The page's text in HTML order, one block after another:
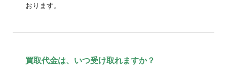
おります。
買取代金は、いつ受け取れますか？